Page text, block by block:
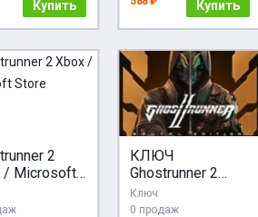
Купить Купить
2
/ Microsoft
КЛЮЧ
Ghostrunner 2
Brutal Edition
XBOX Код
Ключ
0 продаж